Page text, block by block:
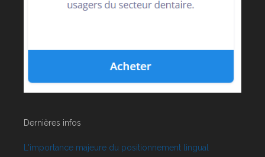
Dernières infos
L'importance majeure du positionnement lingual